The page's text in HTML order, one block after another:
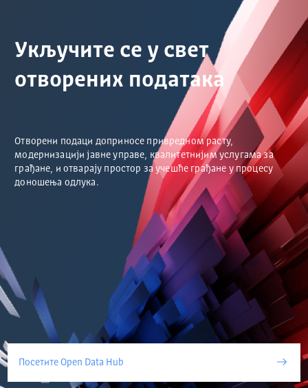
Укључите се у свет
отворених података
Отворени подаци доприносе привредном расту,
модернизацији јавне управе, квалитетнијим услугама за
грађане, и отварају простор за учешће грађане у процесу
доношења одлука.
Посетите Open Data Hub